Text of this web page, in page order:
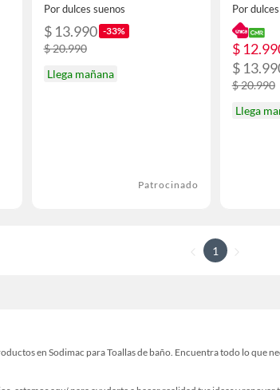
Por dulces suenos
$ 13.990 -33%
$ 20.990
Llega mañana
Patrocinado
Por
$
$
$ 20.990
Llega
1
en Sodimac para Toallas de baño. Encuentra todo lo que